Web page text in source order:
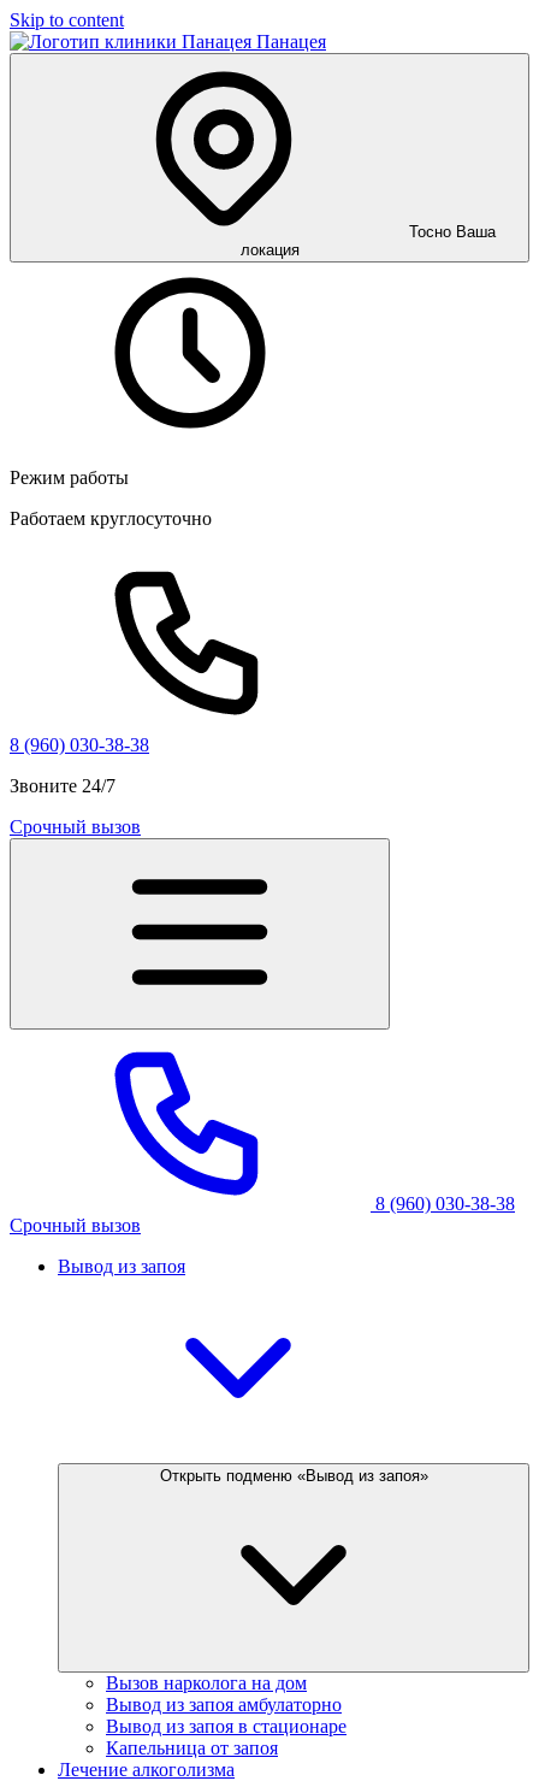
Skip to content
Панацея
Тосно Ваша
локация
Режим работы
Работаем круглосуточно
8 (960) 030-38-38
Звоните 24/7
Срочный вызов
8 (960) 030-38-38
Срочный вызов
Вывод из запоя
Открыть подменю «Вывод из запоя»
Вызов нарколога на дом
Вывод из запоя амбулаторно
Вывод из запоя в стационаре
Капельница от запоя
Лечение алкоголизма